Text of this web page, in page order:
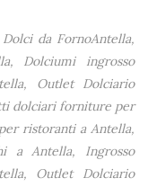
da FornoAntella,
Dolciumi ingrosso
Outlet Dolciario
dolciari forniture per
ristoranti a Antella,
a Antella, Ingrosso
Outlet Dolciario